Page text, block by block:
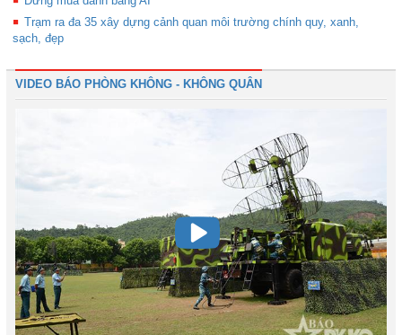
Trạm ra đa 35 xây dựng cảnh quan môi trường chính quy, xanh,
sạch, đẹp
VIDEO BÁO PHÒNG KHÔNG - KHÔNG QUÂN